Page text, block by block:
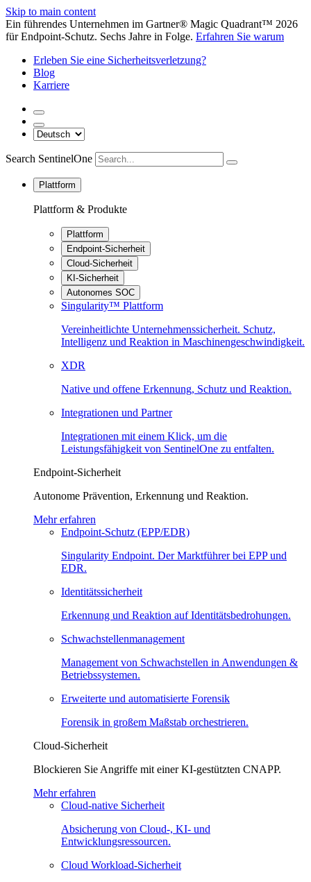
Skip to main content
Ein führendes Unternehmen im Gartner® Magic Quadrant™ 2026
für Endpoint-Schutz. Sechs Jahre in Folge. Erfahren Sie warum
Erleben Sie eine Sicherheitsverletzung?
Blog
Karriere
Search SentinelOne
Plattform
Plattform & Produkte
Plattform
Endpoint-Sicherheit
Cloud-Sicherheit
KI-Sicherheit
Autonomes SOC
Singularity™ Plattform
Vereinheitlichte Unternehmenssicherheit. Schutz,
Intelligenz und Reaktion in Maschinen­geschwindigkeit.
XDR
Native und offene Erkennung, Schutz und Reaktion.
Integrationen und Partner
Integrationen mit einem Klick, um die
Leistungsfähigkeit von SentinelOne zu entfalten.
Endpoint-Sicherheit
Autonome Prävention, Erkennung und Reaktion.
Mehr erfahren
Endpoint-Schutz (EPP/EDR)
Singularity Endpoint. Der Marktführer bei EPP und
EDR.
Identitätssicherheit
Erkennung und Reaktion auf Identitätsbedrohungen.
Schwachstellenmanagement
Management von Schwachstellen in Anwendungen &
Betriebssystemen.
Erweiterte und automatisierte Forensik
Forensik in großem Maßstab orchestrieren.
Cloud-Sicherheit
Blockieren Sie Angriffe mit einer KI-gestützten CNAPP.
Mehr erfahren
Cloud-native Sicherheit
Absicherung von Cloud-, KI- und
Entwicklungsressourcen.
Cloud Workload-Sicherheit